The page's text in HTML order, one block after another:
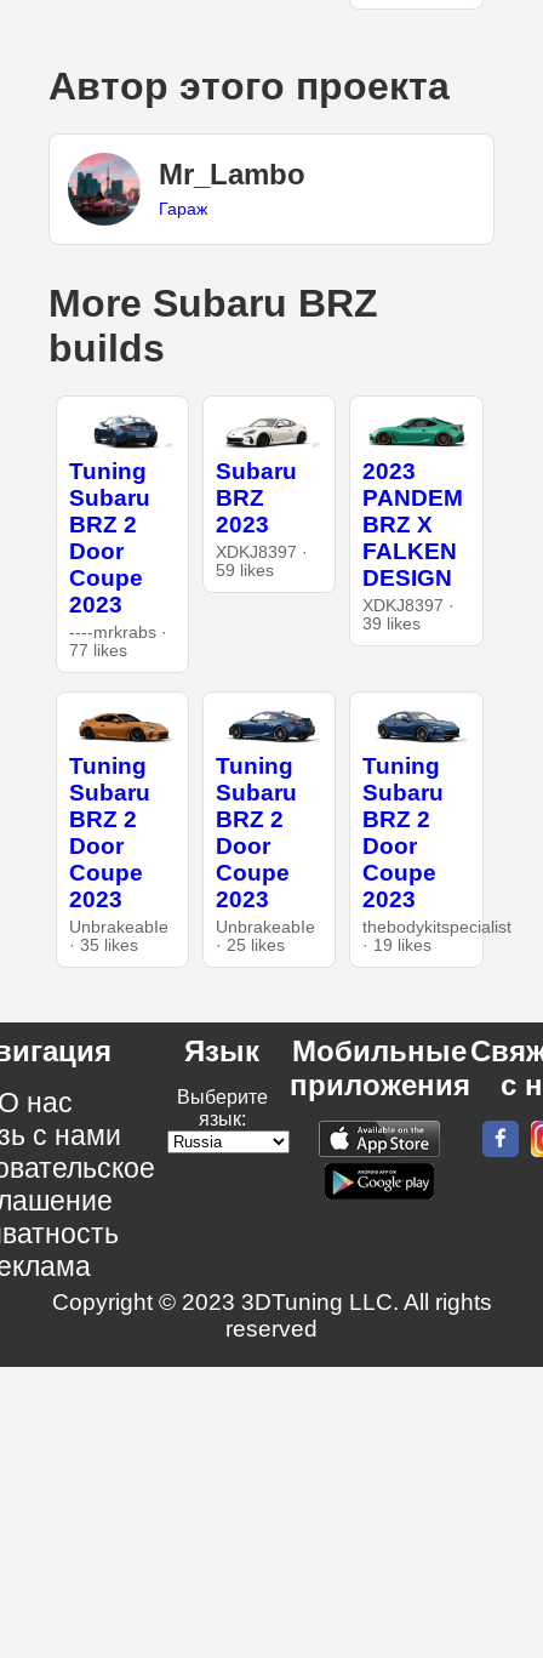
Автор этого проекта
Mr_Lambo
Гараж
More Subaru BRZ
builds
Tuning
Subaru
BRZ 2
Door
Coupe
2023
----mrkrabs ·
77 likes
Subaru
BRZ
2023
XDKJ8397 ·
59 likes
2023
PANDEM
BRZ X
FALKEN
DESIGN
XDKJ8397 ·
39 likes
Tuning
Subaru
BRZ 2
Door
Coupe
2023
UnbrakeabIe
· 35 likes
Tuning
Subaru
BRZ 2
Door
Coupe
2023
UnbrakeabIe
· 25 likes
Tuning
Subaru
BRZ 2
Door
Coupe
2023
thebodykitspecialist
· 19 likes
нас
с нами
Язык
Выберите
язык:
Мобильные
приложения
с
Copyright © 2023 3DTuning LLC. All rights
reserved